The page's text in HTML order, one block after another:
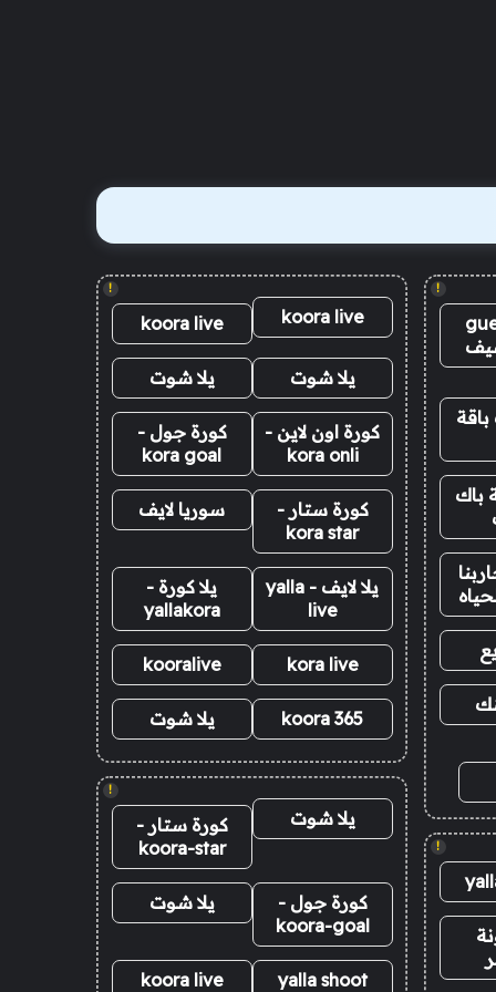
!
باك
!
!
koora live
koora live
يلا شوت يلا شوت
كورة اون لاين -
kora onli
كورة جول -
kora goal
كورة ستار -
kora star
سوريا لايف
يلا لايف - yalla
live
يلا كورة -
yallakora
kora live
kooralive
koora 365 يلا شوت
!
يلا شوت
كورة ستار -
koora-star
كورة جول -
koora-goal
يلا شوت
yalla shoot
koora live